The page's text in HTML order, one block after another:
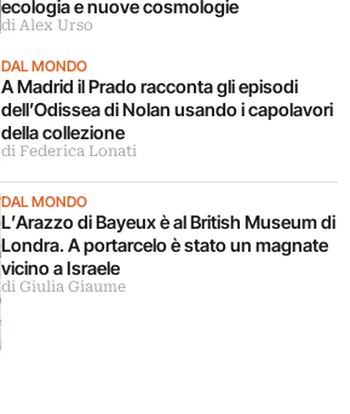
ecologia e nuove cosmologie
di Alex Urso
DAL MONDO
A Madrid il Prado racconta gli episodi
dell’Odissea di Nolan usando i capolavori
della collezione
di Federica Lonati
DAL MONDO
L’Arazzo di Bayeux è al British Museum di
Londra. A portarcelo è stato un magnate
vicino a Israele
di Giulia Giaume